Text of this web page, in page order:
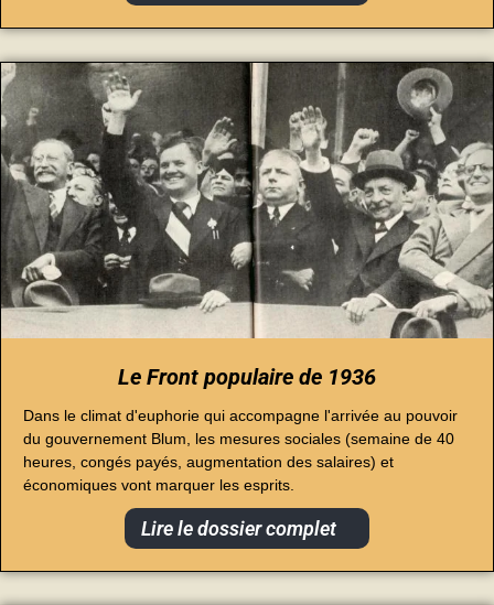
Le Front populaire de 1936
Dans le climat d'euphorie qui accompagne l'arrivée au pouvoir
du gouvernement Blum, les mesures sociales (semaine de 40
heures, congés payés, augmentation des salaires) et
économiques vont marquer les esprits.
Lire le dossier complet